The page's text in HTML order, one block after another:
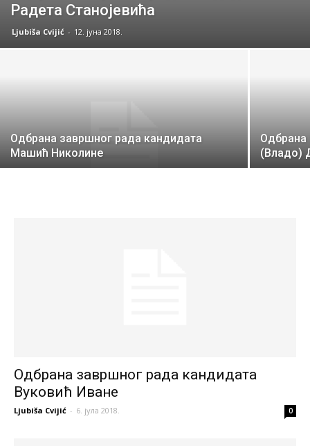
Радета Станојевића
Ljubiša Cvijić - 12. јуна 2018.
Одбрана завршног рада кандидата
Машић Николине
(Владо)
Одбрана завршног рада кандидата
Вуковић Иване
Ljubiša Cvijić - 6. јула 2018. 0